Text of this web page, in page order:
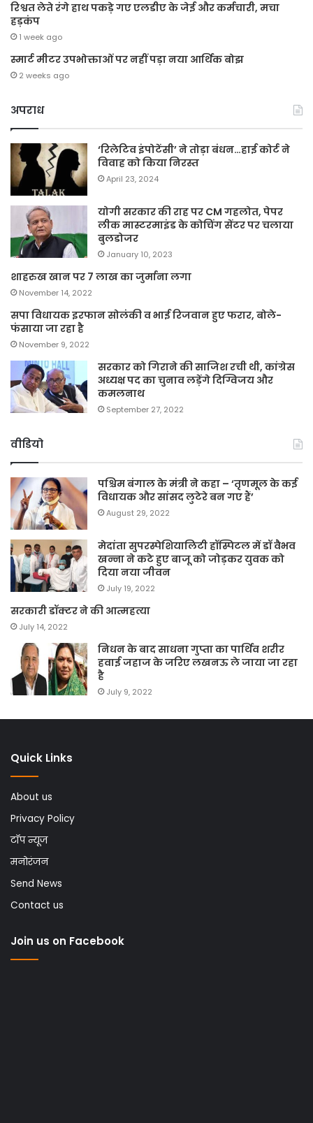
रिश्वत लेते रंगे हाथ पकड़े गए एलडीए के जेई और कर्मचारी, मचा
हड़कंप
1 week ago
स्मार्ट मीटर उपभोक्ताओं पर नहीं पड़ा नया आर्थिक बोझ
2 weeks ago
अपराध
‘रिलेटिव इंपोटेंसी’ ने तोड़ा बंधन…हाई कोर्ट ने
विवाह को किया निरस्त
April 23, 2024
योगी सरकार की राह पर CM गहलोत, पेपर
लीक मास्टरमाइंड के कोचिंग सेंटर पर चलाया
बुलडोजर
January 10, 2023
शाहरुख खान पर 7 लाख का जुर्माना लगा
November 14, 2022
सपा विधायक इरफान सोलंकी व भाई रिजवान हुए फरार, बोले-
फंसाया जा रहा है
November 9, 2022
सरकार को गिराने की साजिश रची थी, कांग्रेस
अध्यक्ष पद का चुनाव लड़ेंगे दिग्विजय और
कमलनाथ
September 27, 2022
वीडियो
पश्चिम बंगाल के मंत्री ने कहा – ‘तृणमूल के कई
विधायक और सांसद लुटेरे बन गए हैं’
August 29, 2022
मेदांता सुपरस्पेशियालिटी हॉस्पिटल में डॉ वैभव
खन्ना ने कटे हुए बाजू को जोड़कर युवक को
दिया नया जीवन
July 19, 2022
सरकारी डॉक्टर ने की आत्महत्या
July 14, 2022
निधन के बाद साधना गुप्ता का पार्थिव शरीर
हवाई जहाज के जरिए लखनऊ ले जाया जा रहा
है
July 9, 2022
Quick Links
About us
Privacy Policy
टॉप न्यूज
मनोरंजन
Send News
Contact us
Join us on Facebook